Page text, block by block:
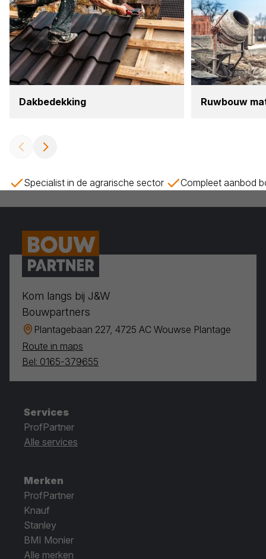
Dak­be­dek­king Ruw­bouw
Specialist in de agrarische sector Compleet aanbod
Kom langs bij J&W
Bouwpartners
Plantagebaan 227, 4725 AC Wouwse Plantage
Route in maps
Bel: 0165-379655
Services
ProfPartner
Alle services
Merken
ProfPartner
Knauf
Stanley
BMI Monier
Alle merken